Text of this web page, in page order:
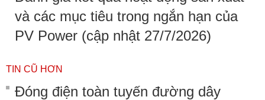
và các mục tiêu trong ngắn hạn của
PV Power (cập nhật 27/7/2026)
TIN CŨ HƠN
Đóng điện toàn tuyến đường dây